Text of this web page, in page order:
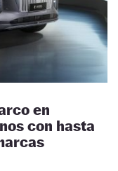
en
con hasta